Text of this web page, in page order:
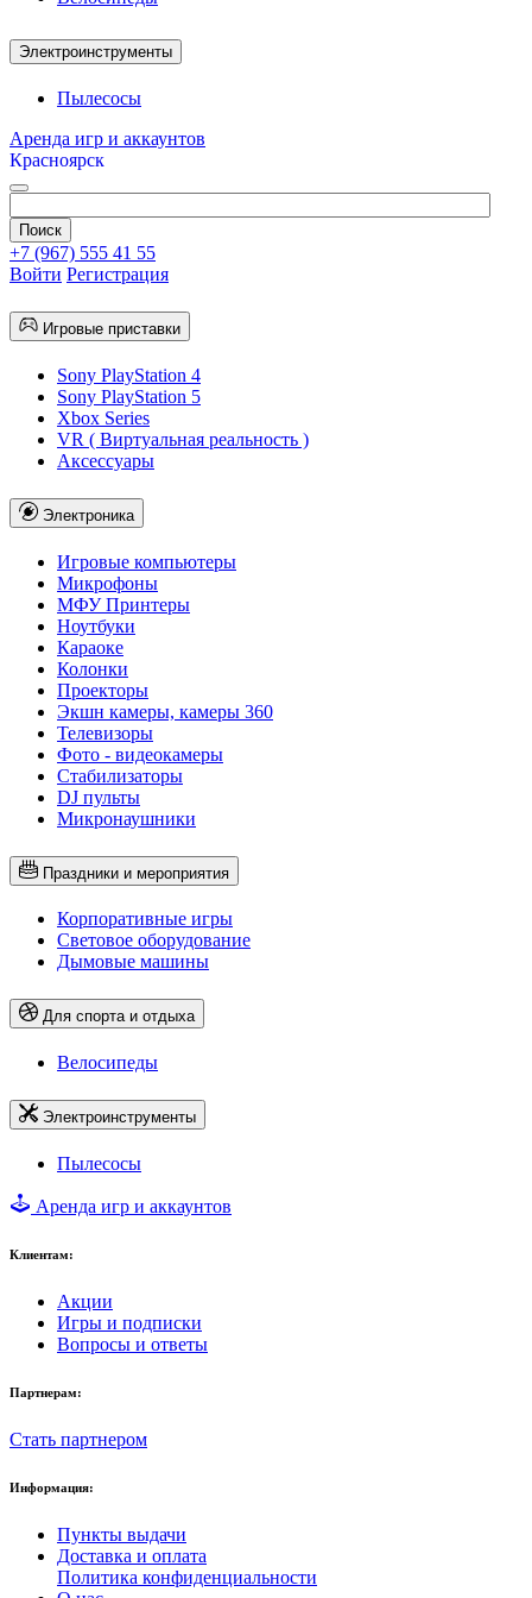
Электроинструменты
Пылесосы
Аренда игр и аккаунтов
Красноярск
+7 (967) 555 41 55
Войти Регистрация
Игровые приставки
Sony PlayStation 4
Sony PlayStation 5
Xbox Series
VR ( Виртуальная реальность )
Аксессуары
Электроника
Игровые компьютеры
Микрофоны
МФУ Принтеры
Ноутбуки
Караоке
Колонки
Проекторы
Экшн камеры, камеры 360
Телевизоры
Фото - видеокамеры
Стабилизаторы
DJ пульты
Микронаушники
Праздники и мероприятия
Корпоративные игры
Световое оборудование
Дымовые машины
Для спорта и отдыха
Велосипеды
Электроинструменты
Пылесосы
Аренда игр и аккаунтов
Клиентам:
Акции
Игры и подписки
Вопросы и ответы
Партнерам:
Стать партнером
Информация:
Пункты выдачи
Доставка и оплата
Политика конфиденциальности